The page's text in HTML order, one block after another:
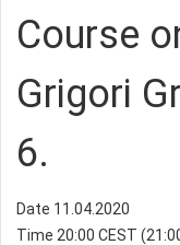
Course
Grigori
6.
Date 11.04.2020
Time 20:00 CEST